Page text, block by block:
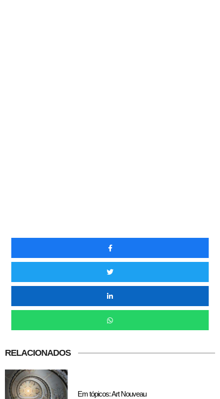
RELACIONADOS
Em tópicos: Art Nouveau